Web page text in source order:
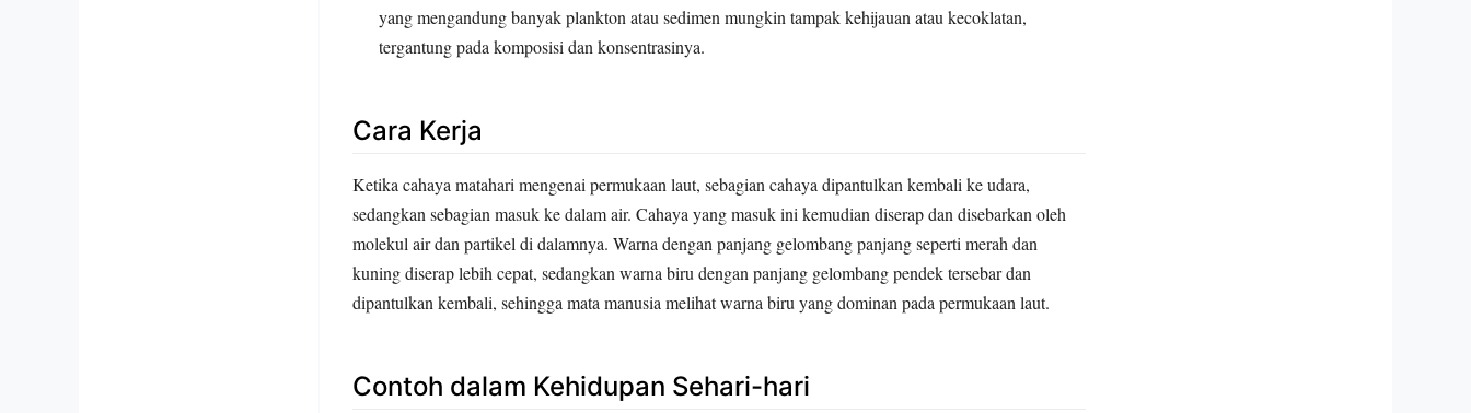
yang mengandung banyak plankton atau sedimen mungkin tampak kehijauan atau kecoklatan,
tergantung pada komposisi dan konsentrasinya.
Cara Kerja
Ketika cahaya matahari mengenai permukaan laut, sebagian cahaya dipantulkan kembali ke udara,
sedangkan sebagian masuk ke dalam air. Cahaya yang masuk ini kemudian diserap dan disebarkan oleh
molekul air dan partikel di dalamnya. Warna dengan panjang gelombang panjang seperti merah dan
kuning diserap lebih cepat, sedangkan warna biru dengan panjang gelombang pendek tersebar dan
dipantulkan kembali, sehingga mata manusia melihat warna biru yang dominan pada permukaan laut.
Contoh dalam Kehidupan Sehari-hari